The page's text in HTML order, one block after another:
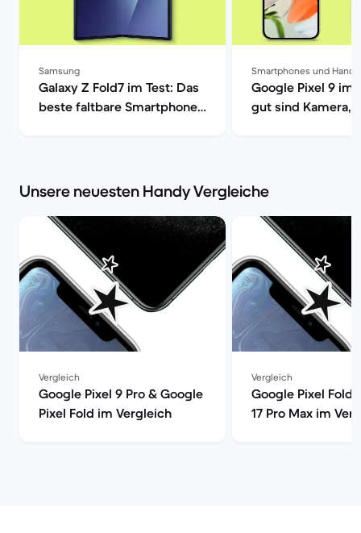
Samsung
Galaxy Z Fold7 im Test: Das
beste faltbare Smartphone?
Smartphones und
Google Pixel 9 im
gut sind Kamera,
Unsere neuesten Handy Vergleiche
Vergleich
Google Pixel 9 Pro & Google
Pixel Fold im Vergleich
Vergleich
Google Pixel Fold
17 Pro Max im